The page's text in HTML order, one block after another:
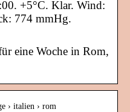
+5°C. Klar. Wind:
774 mmHg.
eine Woche in Rom,
› italien › rom